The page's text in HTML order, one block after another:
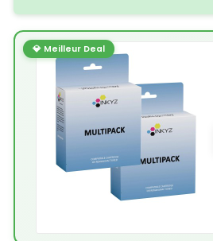
💎 Meilleur Deal